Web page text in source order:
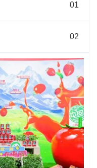
01
02